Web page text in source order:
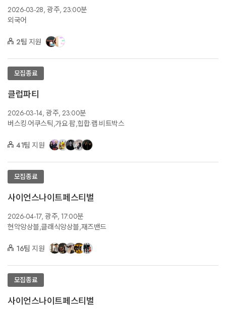
2026-03-28, 광주, 23:00분
외국어
2팀 지원
모집종료
클럽파티
2026-03-14, 광주, 23:00분
버스킹·어쿠스틱,가요·팝,힙합·랩·비트박스
41팀 지원
모집종료
사이언스나이트페스티벌
2026-04-17, 광주, 17:00분
현악앙상블,클래식앙상블,재즈밴드
16팀 지원
모집종료
사이언스나이트페스티벌